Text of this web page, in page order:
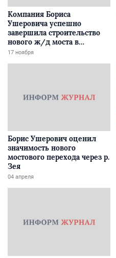
Компания Бориса
Ушеровича успешно
завершила строительство
нового ж/д моста в
Забайкалье
17 ноября
Борис Ушерович оценил
значимость нового
мостового перехода через р.
Зея
04 апреля